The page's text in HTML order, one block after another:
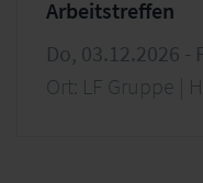
Arbeitstreffen
Do, 03.12.2026 -
Ort: LF Gruppe |